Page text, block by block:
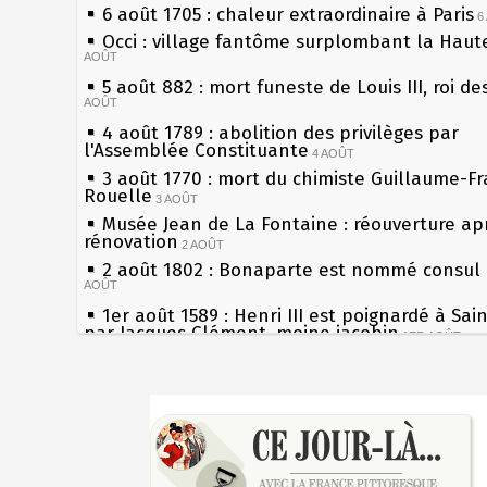
6 août 1705 : chaleur extraordinaire à Paris 6
Occi : village fantôme surplombant la
AOÛT
5 août 882 : mort funeste de Louis III, roi
AOÛT
4 août 1789 : abolition des privilèges par
l'Assemblée Constituante 4 AOÛT
3 août 1770 : mort du chimiste Guillaume-
Rouelle 3 AOÛT
Musée Jean de La Fontaine : réouverture
rénovation 2 AOÛT
2 août 1802 : Bonaparte est nommé consul
AOÛT
1er août 1589 : Henri III est poignardé à
par Jacques Clément, moine jacobin 1ER AOÛT
Chocolat Poulain 30 JUILLET
29 juillet 1881 : loi sur la liberté de la
28 juillet 1794 : supplice de Robespierre et
les siècles
27 mai 1610 : supplice de François
du roi Henri IV
Pierre qui roule n'amasse pas mousse